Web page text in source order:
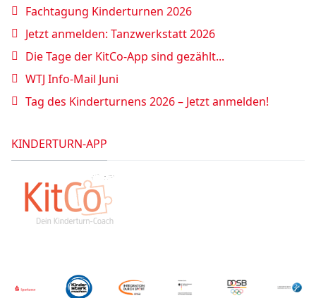
Fachtagung Kinderturnen 2026
Jetzt anmelden: Tanzwerkstatt 2026
Die Tage der KitCo-App sind gezählt...
WTJ Info-Mail Juni
Tag des Kinderturnens 2026 – Jetzt anmelden!
KINDERTURN-APP